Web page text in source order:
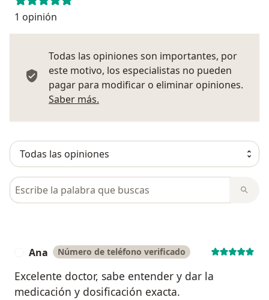
1 opinión
Todas las opiniones son importantes, por
este motivo, los especialistas no pueden
pagar para modificar o eliminar opiniones.
Saber más.
Busca en opiniones
Ana Número de teléfono verificado
Excelente doctor, sabe entender y dar la
medicación y dosificación exacta.